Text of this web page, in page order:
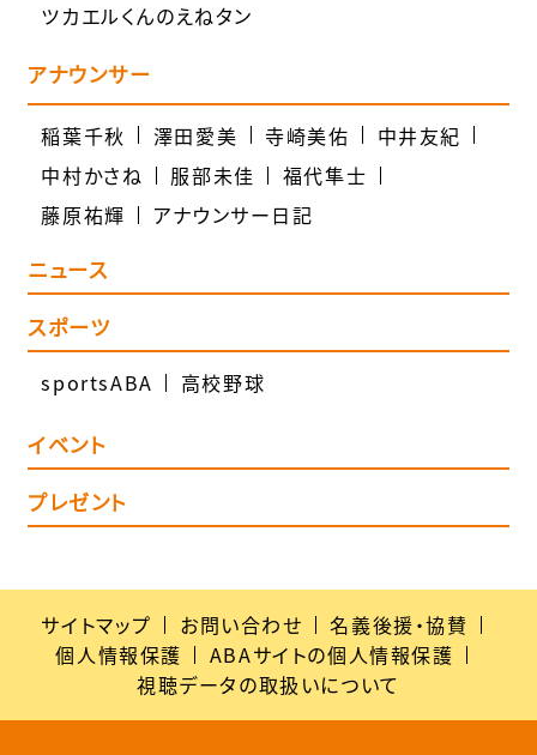
ツカエルくんのえねタン
アナウンサー
稲葉千秋 澤田愛美 寺崎美佑
中井友紀
中村かさね
服部未佳
福代隼士
藤原祐輝
アナウンサー日記
ニュース
スポーツ
sportsABA 高校野球
イベント
プレゼント
サイトマップ お問い合わせ
名義後援・協賛
個人情報保護
ABAサイトの個人情報保護
視聴データの取扱いについて